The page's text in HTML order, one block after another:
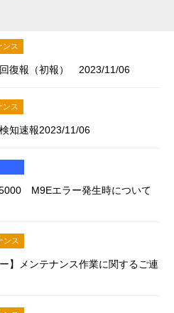
ンス
回復報（初報） 2023/11/06
ンス
知速報2023/11/06
M9Eエラー発生時について
ンス
】メンテナンス作業に関するご連